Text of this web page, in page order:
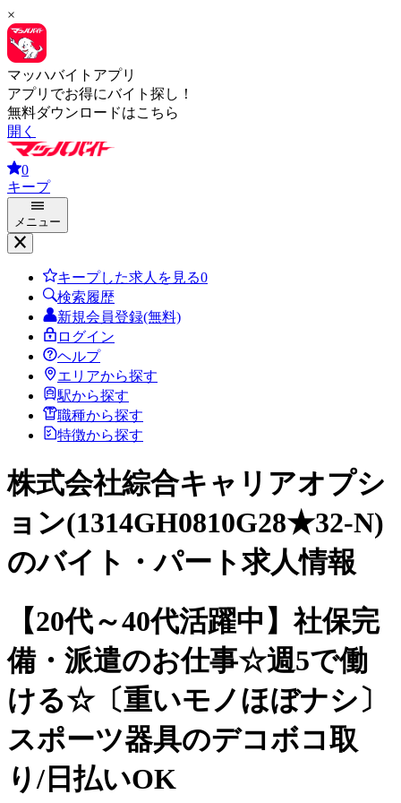
×
マッハバイトアプリ
アプリでお得にバイト探し！
無料ダウンロードはこちら
開く
0
キープ
メニュー
キープした求人を見る0
検索履歴
新規会員登録(無料)
ログイン
ヘルプ
エリアから探す
駅から探す
職種から探す
特徴から探す
株式会社綜合キャリアオプシ
ョン(1314GH0810G28★32-N)
のバイト・パート求人情報
【20代～40代活躍中】社保完
備・派遣のお仕事☆週5で働
ける☆〔重いモノほぼナシ〕
スポーツ器具のデコボコ取
り/日払いOK